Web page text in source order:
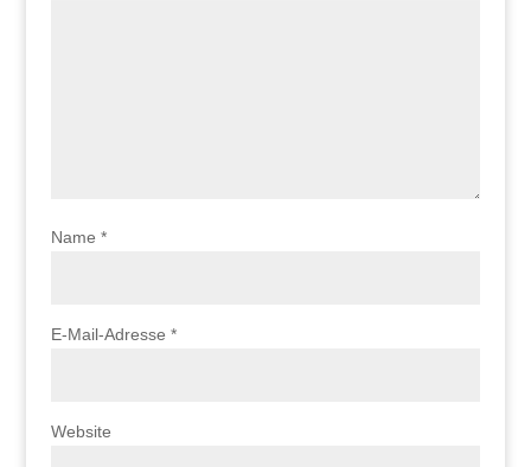
Name *
E-Mail-Adresse *
Website